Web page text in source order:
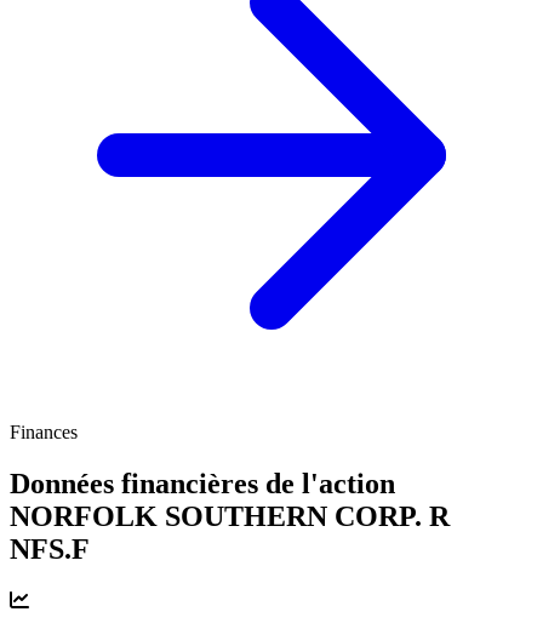
Finances
Données financières de l'action
NORFOLK SOUTHERN CORP. R
NFS.F